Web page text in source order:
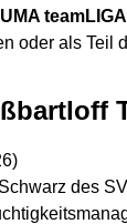
oder als
des